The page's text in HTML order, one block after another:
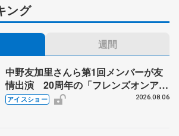
ング
週間
中野友加里さんら第1回メンバーが友
情出演 20周年の「フレンズオンアイ
ス」 宮本賢二さん、有川梨絵さん、
アイスショー 2026.08.06